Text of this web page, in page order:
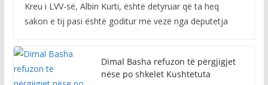
Kreu i LVV-së, Albin Kurti, është detyruar që ta heq
sakon e tij pasi është goditur me vezë nga deputetja
Dimal Basha refuzon të përgjigjet
nëse po shkelet Kushtetuta